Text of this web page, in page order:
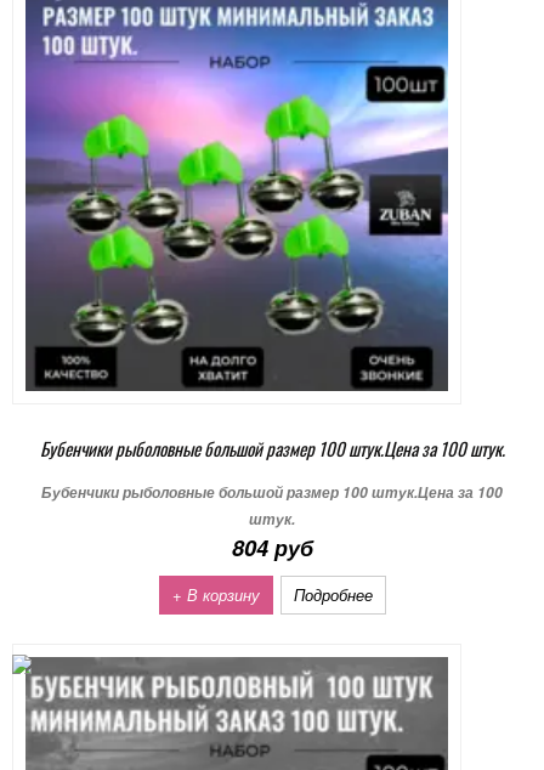
Бубенчики рыболовные большой размер 100 штук.Цена за 100 штук.
Бубенчики рыболовные большой размер 100 штук.Цена за 100
штук.
804 руб
+ В корзину Подробнее